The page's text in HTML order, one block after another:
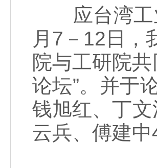
应台湾工业
月7－12日，
院与工研院
论坛”。并于
钱旭红、丁
云兵、傅建